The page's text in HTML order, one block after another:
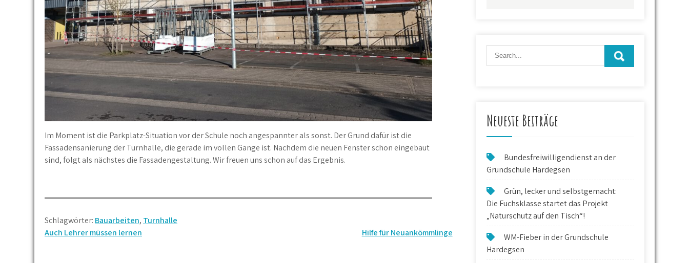
Im Moment ist die Parkplatz-Situation vor der Schule noch angespannter als sonst. Der Grund dafür ist die
Fassadensanierung der Turnhalle, die gerade im vollen Gange ist. Nachdem die neuen Fenster schon eingebaut
sind, folgt als nächstes die Fassadengestaltung. Wir freuen uns schon auf das Ergebnis.
Schlagwörter: Bauarbeiten, Turnhalle
Beitragsnavigation
Auch Lehrer müssen lernen Hilfe für Neuankömmlinge
Neueste Beiträge
Bundesfreiwilligendienst an der
Grundschule Hardegsen
Grün, lecker und selbstgemacht:
Die Fuchsklasse startet das Projekt
„Naturschutz auf den Tisch“!
WM-Fieber in der Grundschule
Hardegsen